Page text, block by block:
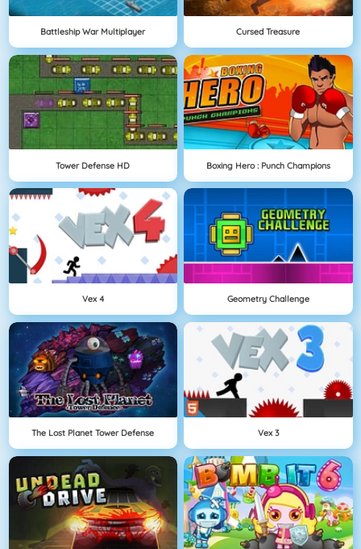
Battleship War Multiplayer Cursed Treasure
Tower Defense HD Boxing Hero : Punch Champions
Vex 4 Geometry Challenge
The Lost Planet Tower Defense Vex 3